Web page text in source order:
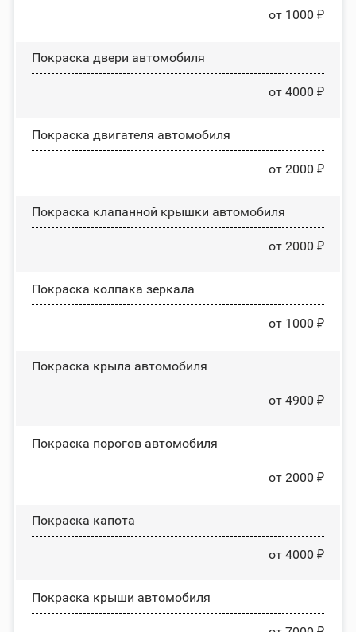
от 1000 ₽
Покраска двери автомобиля
от 4000 ₽
Покраска двигателя автомобиля
от 2000 ₽
Покраска клапанной крышки автомобиля
от 2000 ₽
Покраска колпака зеркала
от 1000 ₽
Покраска крыла автомобиля
от 4900 ₽
Покраска порогов автомобиля
от 2000 ₽
Покраска капота
от 4000 ₽
Покраска крыши автомобиля